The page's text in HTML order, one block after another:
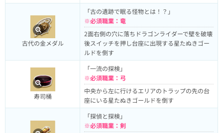
古代の金メダル
「古の遺跡で眠る怪物とは！？」
※必須職業：竜
2面右側の穴に落ちドラゴンライダーで壁を破壊
後スイッチを押し台座に出現する星たぬきゴー
ルドを倒す
寿司桶
「一流の探検」
※必須職業：弓
中央から左に行けるエリアのトラップの先の台
座にいる星たぬきゴールドを倒す
「探偵と探検」
※必須職業：剣